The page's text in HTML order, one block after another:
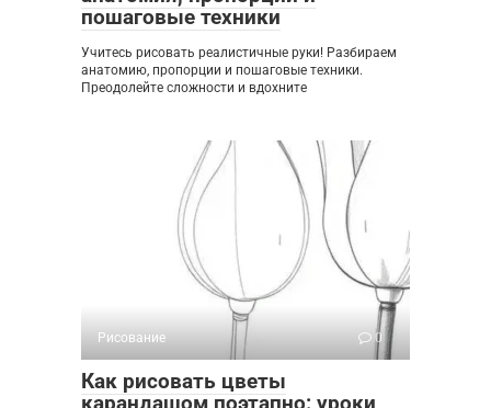
пошаговые техники
Учитесь рисовать реалистичные руки! Разбираем
анатомию, пропорции и пошаговые техники.
Преодолейте сложности и вдохните
Рисование 0
Как рисовать цветы